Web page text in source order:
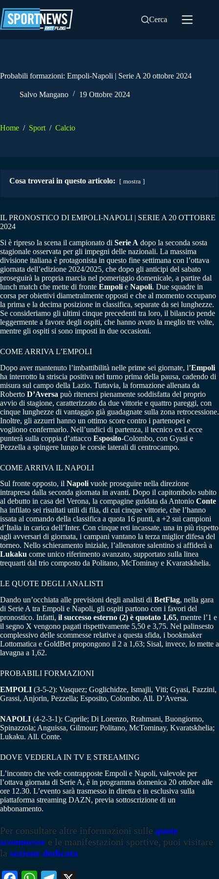
al
contenuto
Cerca
Probabili formazioni: Empoli-Napoli | Serie A 20 ottobre 2024
Salvo Mangano 19 Ottobre 2024
Home / Sport / Calcio
Cosa troverai in questo articolo: mostra
IL PRONOSTICO DI EMPOLI-NAPOLI | SERIE A 20 OTTOBRE
2024
Si è ripreso la scena il campionato di Serie A dopo la seconda sosta
stagionale osservata per gli impegni delle nazionali. La massima
divisione italiana è protagonista in questo fine settimana con l’ottava
giornata dell’edizione 2024/2025, che dopo gli anticipi del sabato
proseguirà la propria marcia nel pomeriggio domenicale, a partire dal
lunch match che mette di fronte Empoli e Napoli. Due squadre in
corsa per obiettivi diametralmente opposti e che al momento occupano
la prima e la decima posizione in classifica, separate da sei lunghezze.
Se consideriamo gli ultimi cinque precedenti tra loro, il bilancio pende
leggermente a favore degli ospiti, che hanno avuto la meglio tre volte,
mentre gli ospiti si sono imposti in due occasioni.
COME ARRIVA L’EMPOLI
Dopo aver mantenuto l’imbattibilità nelle prime sei giornate, l’Empoli
ha interrotto la striscia positiva nel turno prima della pausa, cadendo di
misura sul campo della Lazio. Tuttavia, la formazione allenata da
Roberto D’Aversa può ritenersi pienamente soddisfatta del proprio
avvio di stagione, caratterizzato da due vittorie e quattro pareggi, con
cinque lunghezze di vantaggio già guadagnate sulla zona retrocessione.
Inoltre, gli azzurri hanno un ottimo score contro i partenopei e
vogliono confermarlo. Nell’undici di partenza, il tecnico ex Lecce
punterà sulla coppia d’attacco Esposito-Colombo, con Gyasi e
Pezzella a spingere lungo le corsie laterali di centrocampo.
COME ARRIVA IL NAPOLI
Sul fronte opposto, il Napoli vuole proseguire nella direzione
intrapresa dalla seconda giornata in avanti. Dopo il capitombolo subito
al debutto in casa del Verona, la compagine guidata da Antonio Conte
ha infilato sei risultati utili di fila, di cui cinque vittorie, che l’hanno
issata al comando della classifica a quota 16 punti, a +2 sui campioni
d’Italia in carica dell’Inter. Con cinque reti incassate, una in più rispetto
agli avversari di giornata, i campani vantano la terza miglior difesa del
torneo. Nello schieramento iniziale, l’allenatore salentino si affiderà a
Lukaku come unico riferimento avanzato, supportato sulla linea
trequarti dal trio composto da Politano, McTominay e Kvaratskhelia.
LE QUOTE DEGLI ANALISTI
Dando un’occhiata alle previsioni degli analisti di BetFlag, nella gara
di Serie A tra Empoli e Napoli, gli ospiti partono con i favori del
pronostico. Infatti, il successo esterno (2) è quotato 1,65, mentre l’1 e
il segno X vengono pagati rispettivamente 5,50 e 3,75. Nel palinsesto
complessivo delle scommesse relative a questa sfida, i bookmaker
Lottomatica e GoldBet propongono il 2 a 1,63; Sisal, invece, lo mette a
lavagna a 1,62.
PROBABILI FORMAZIONI
EMPOLI (3-5-2): Vasquez; Goglichidze, Ismajli, Viti; Gyasi, Fazzini,
Grassi, Anjorin, Pezzella; Esposito, Colombo. All. D’Aversa.
NAPOLI (4-2-3-1): Caprile; Di Lorenzo, Rrahmani, Buongiorno,
Spinazzola; Anguissa, Gilmour; Politano, McTominay, Kvaratskhelia;
Lukaku. All. Conte.
DOVE VEDERLA IN TV E STREAMING
L’incontro che vede contrapposte Empoli e Napoli, valevole per
l’ottava giornata di Serie A, è in programma domenica 20 ottobre alle
ore 12.30. L’evento sarà trasmesso in diretta e in esclusiva sulla
piattaforma streaming DAZN, previa sottoscrizione di un
abbonamento.
Per consultare altre informazioni sulle quote
scommesse e le manifestazioni sportive, puoi visitare
la sezione dedicata